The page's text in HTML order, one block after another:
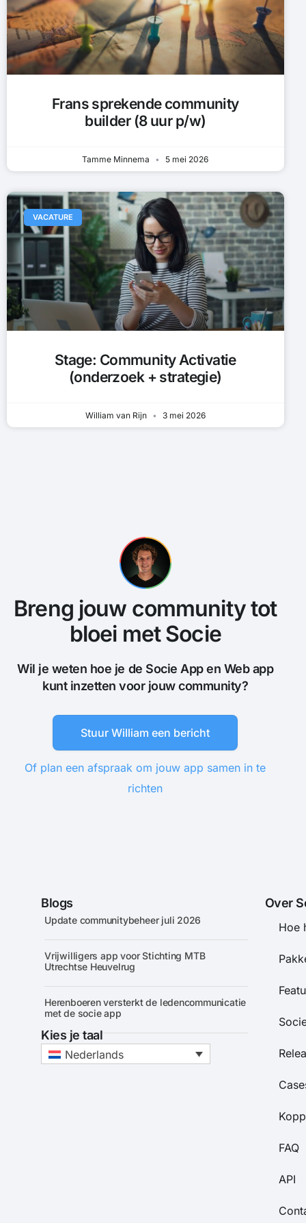
Frans sprekende community
builder (8 uur p/w)
Tamme Minnema 5 mei 2026
VACATURE
Stage: Community Activatie
(onderzoek + strategie)
William van Rijn 3 mei 2026
Breng jouw community tot
bloei met Socie
Wil je weten hoe je de Socie App en Web app
kunt inzetten voor jouw community?
Stuur William een bericht
Of plan een afspraak om jouw app samen in te
richten
Blogs
Update communitybeheer juli 2026
Vrijwilligers app voor Stichting MTB
Utrechtse Heuvelrug
Herenboeren versterkt de ledencommunicatie
met de socie app
Kies je taal
Nederlands
Over
Hoe
FAQ
API